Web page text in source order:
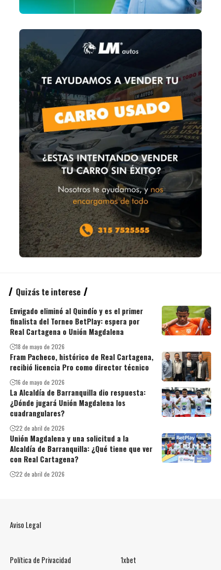
Quizás te interese
Envigado eliminó al Quindío y es el primer
finalista del Torneo BetPlay: espera por
Real Cartagena o Unión Magdalena
18 de mayo de 2026
Fram Pacheco, histórico de Real Cartagena,
recibió licencia Pro como director técnico
16 de mayo de 2026
La Alcaldía de Barranquilla dio respuesta:
¿Dónde jugará Unión Magdalena los
cuadrangulares?
22 de abril de 2026
Unión Magdalena y una solicitud a la
Alcaldía de Barranquilla: ¿Qué tiene que ver
con Real Cartagena?
22 de abril de 2026
Aviso Legal
Política de Privacidad 1xbet